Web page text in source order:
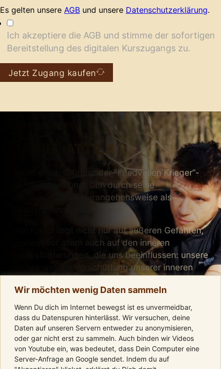
Wir möchten wenig Daten sammeln
Wenn Du dich im Internet bewegst ist es unvermeidbar,
dass du Datenspuren hinterlässt. Wir versuchen, deine
Daten auf unseren Servern entweder zu anonymisieren,
oder gar nicht erst zu sammeln. Auch binden wir Videos
von Youtube ein, was bedeutet, dass Dein Computer eine
Server-Anfrage an Google sendet. Indem du auf
Es gelten unsere AGB und unsere Datenschutzerklärung.
Ich akzeptiere die AGB und stimme der sofortigen
Bereitstellung des digitalen Kurszugangs zu.
Jetzt Zugang kaufen
DANIEL ATTILA
Daniel Attila, Gründer der “Friedvollen Krieger”-
Plattform, zeichnet sich durch seine
unkonventionelle Herangehensweise als
Sein Fokus liegt nicht nur auf äußeren Gefahren,
sondern vor allem auch auf den inneren
Herausforderungen, die uns beeinflussen: unsere
Ängste und die Verschüttung unserer inneren
sowie Werkzeugen aus der Kampfkunst und der
Wildnislehre begleitet dich Daniel dabei, deine
Herausforderungen als Wachstumschance
anzupacken, um wahre Stärke, Mut und
Wachstum zu erlangen.